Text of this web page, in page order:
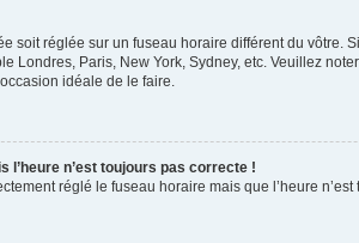
soit réglée sur un fuseau horaire différent du
Londres, Paris, New York, Sydney, etc. Veuillez
idéale de le faire.
l’heure n’est toujours pas correcte !
réglé le fuseau horaire mais que l’heure